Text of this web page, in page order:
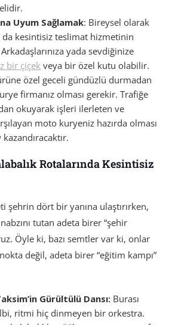
Uyum Sağlamak: Bireysel olarak
da kesintisiz teslimat hizmetinin
yada sevdiğinize
bir çiçek veya bir özel kutu olabilir.
özel geceli gündüzlü durmadan
firmanız olması gerekir. Trafiğe
okuyarak işleri ilerleten ve
moto kuryeniz hazırda olması
Rotalarında Kesintisiz
şehrin dört bir yanına ulaştırırken,
tutan adeta birer “şehir
Öyle ki, bazı semtler var ki, onlar
değil, adeta birer “eğitim kampı”
Gürültülü Dansı: Burası
ritmi hiç dinmeyen bir orkestra.